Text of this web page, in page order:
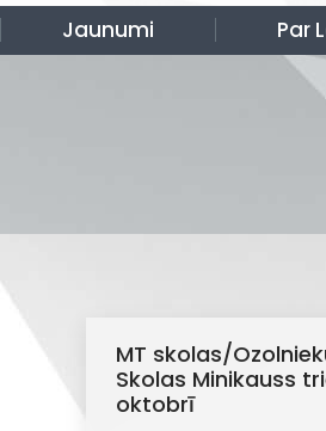
Jaunumi Par
MT skolas/
Skolas Minikauss
oktobrī